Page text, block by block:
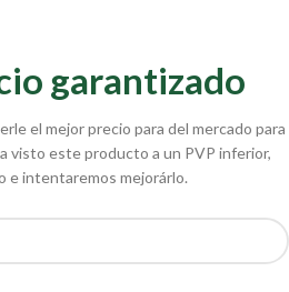
garantizado
el mejor precio para del mercado para
visto este producto a un PVP inferior,
e intentaremos mejorárlo.